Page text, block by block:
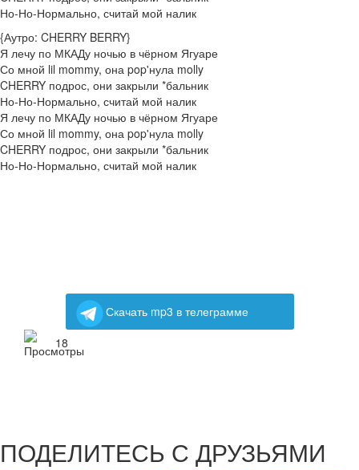
Но-Но-Нормально, считай мой налик
{Аутро: CHERRY BERRY}
Я лечу по МКАДу ночью в чёрном Ягуаре
Со мной lil mommy, она pop'нула molly
CHERRY подрос, они закрыли *бальник
Но-Но-Нормально, считай мой налик
Я лечу по МКАДу ночью в чёрном Ягуаре
Со мной lil mommy, она pop'нула molly
CHERRY подрос, они закрыли *бальник
Но-Но-Нормально, считай мой налик
Скачать mp3 в телеграмме
18
ПОДЕЛИТЕСЬ С ДРУЗЬЯМИ